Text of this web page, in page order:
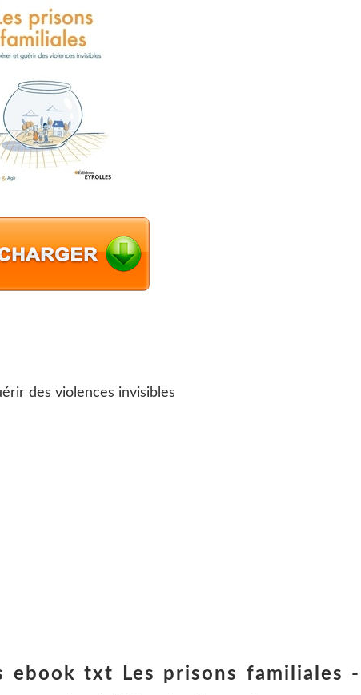
des violences invisibles
ebook txt Les prisons familiales -